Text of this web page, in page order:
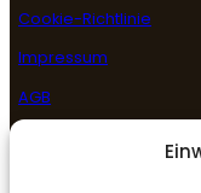
Cookie-Richtlinie
Impressum
AGB